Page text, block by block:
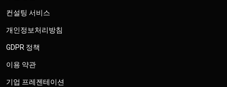
컨설팅 서비스
개인정보처리방침
GDPR 정책
이용 약관
기업 프레젠테이션